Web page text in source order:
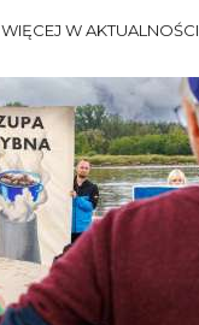
WIĘCEJ W AKTUALNOŚCI